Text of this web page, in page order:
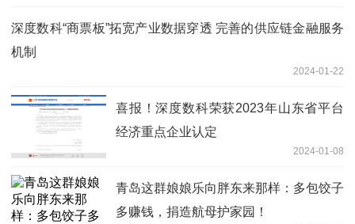
深度数科“商票板”拓宽产业数据穿透 完善的供应链金融服务
机制
2024-01-22
喜报！深度数科荣获2023年山东省平台
经济重点企业认定
2024-01-08
青岛这群娘娘乐向胖东来那样：多包饺子
多赚钱，捐造航母护家园！